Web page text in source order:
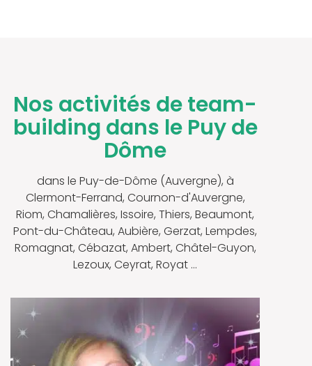
Nos activités de team-
building dans le Puy de
Dôme
dans le Puy-de-Dôme (Auvergne), à
Clermont-Ferrand, Cournon-d'Auvergne,
Riom, Chamalières, Issoire, Thiers, Beaumont,
Pont-du-Château, Aubière, Gerzat, Lempdes,
Romagnat, Cébazat, Ambert, Châtel-Guyon,
Lezoux, Ceyrat, Royat ...